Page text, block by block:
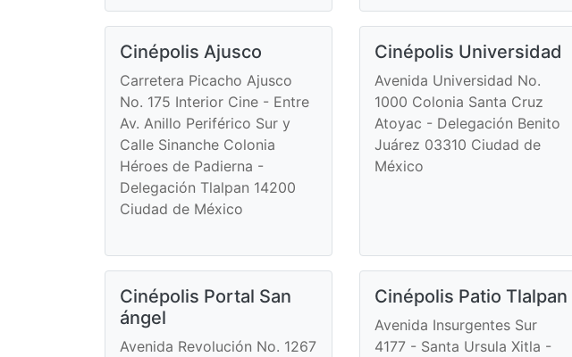
Cinépolis Ajusco
Carretera Picacho Ajusco
No. 175 Interior Cine - Entre
Av. Anillo Periférico Sur y
Calle Sinanche Colonia
Héroes de Padierna -
Delegación Tlalpan 14200
Ciudad de México
Cinépolis Universidad
Avenida Universidad No.
1000 Colonia Santa Cruz
Atoyac - Delegación Benito
Juárez 03310 Ciudad de
México
Cinépolis Portal San
ángel
Avenida Revolución No. 1267
Cinépolis Patio Tlalpan
Avenida Insurgentes Sur
4177 - Santa Ursula Xitla -